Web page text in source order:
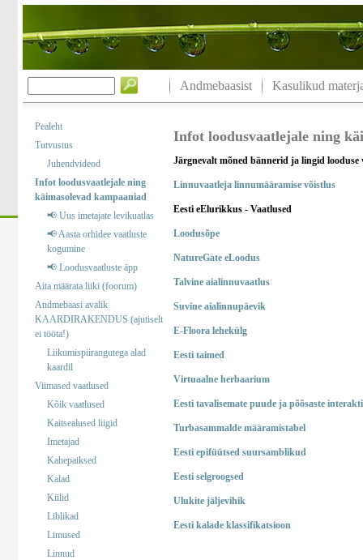
Andmebaasist Kasulikud
Pealeht
Tutvustus
Juhendvideod
Infot loodusvaatlejale ning
käimasolevad kampaaniad
📢 Uus imetajate levikuatlas
📢 Aasta orhidee vaatluste
kogumine
📢 Loodusvaatluste äpp
Aita määrata liiki (foorum)
Andmebaasi avalik
KAARDIRAKENDUS (ajutiselt
ei tööta!)
Liikumispiirangutega alad
kaardil
Viimased vaatlused
Kõik vaatlused
Kaitsealused liigid
Imetajad
Kahepaiksed
Kalad
Kiilid
Liblikad
Limused
Linnud
Infot loodusvaatlejale ning
Järgnevalt mõned bännerid ja lingid looduse
Linnuvaatleja linnumääramise võistlus
Eesti eElurikkus - Vaatlused
Loodusõpe
NatureGate eLoodus
Talvine aialinnuvaatlus
Suvine aialinnupäevik
E-Floora lehekülg
Eesti taimed
Virtuaalne herbaarium
Eesti tavalisemate puude ja põõsaste
Turbasammalde määramistabel
Eesti epifüütsed suursamblikud
Eesti selgroogsed
Ulukite jäljevihik
Eesti kalade klassifikatsioon